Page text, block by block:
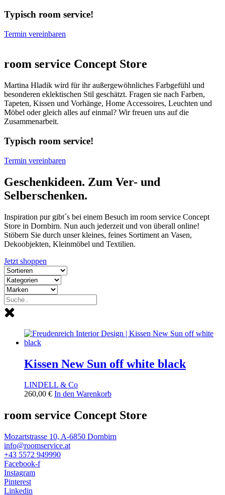
Typisch room service!
Termin vereinbaren
room service Concept Store
Martina Hladik wird für ihr außergewöhnliches Farbgefühl und
besonderen eklektischen Stil geschätzt. Fragen sie nach Farben,
Tapeten, Kissen und Vorhänge, Home Accessoires, Leuchten und
Möbel oder gleich alles auf einmal? Wir freuen uns auf die
Zusammenarbeit.
Typisch room service!
Termin vereinbaren
Geschenkideen. Zum Ver- und
Selberschenken.
Inspiration pur gibt´s bei einem Besuch im room service Concept
Store in Dornbirn. Nun auch jederzeit und von überall online!
Stöbern Sie durch unser kleines, feines Sortiment an Vasen,
Dekoobjekten, Kleinmöbel und Textilien.
Jetzt shoppen
Kissen New Sun off white black
LINDELL & Co
260,00 € In den Warenkorb
room service Concept Store
Mozartstrasse 10, A-6850 Dornbirn
info@roomservice.at
+43 5572 949990
Facebook-f
Instagram
Pinterest
Linkedin